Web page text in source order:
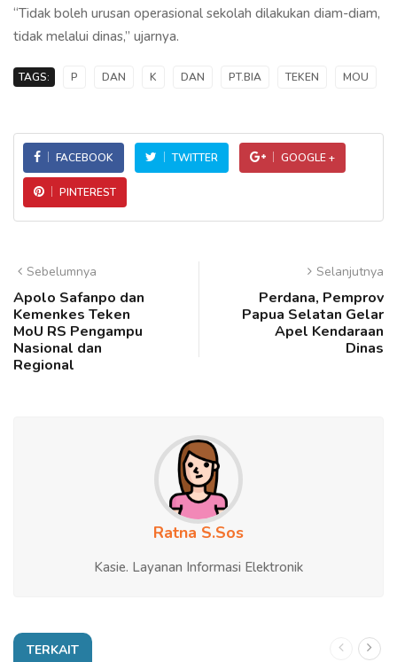
“Tidak boleh urusan operasional sekolah dilakukan diam-diam,
tidak melalui dinas,” ujarnya.
TAGS: P DAN K DAN PT.BIA TEKEN MOU
FACEBOOK TWITTER GOOGLE +
PINTEREST
Sebelumnya
Apolo Safanpo dan
Kemenkes Teken
MoU RS Pengampu
Nasional dan
Regional
Selanjutnya
Perdana, Pemprov
Papua Selatan Gelar
Apel Kendaraan
Dinas
Ratna S.Sos
Kasie. Layanan Informasi Elektronik
TERKAIT